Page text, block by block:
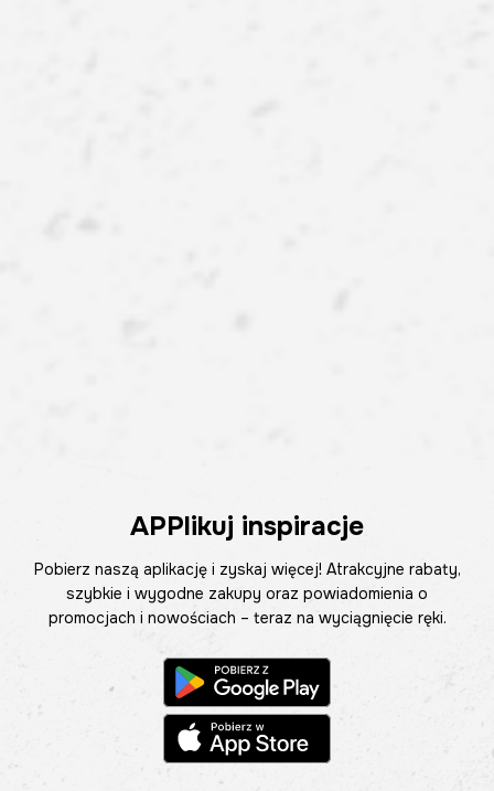
APPlikuj inspiracje
Pobierz naszą aplikację i zyskaj więcej! Atrakcyjne rabaty,
szybkie i wygodne zakupy oraz powiadomienia o
promocjach i nowościach – teraz na wyciągnięcie ręki.